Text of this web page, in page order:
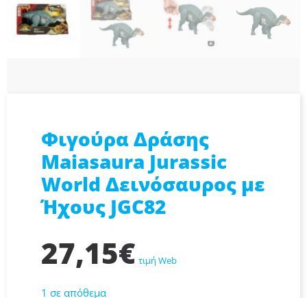
Φιγούρα Δράσης
Maiasaura Jurassic
World Δεινόσαυρος με
Ήχους JGC82
27,15€ τιμή Web
1 σε απόθεμα